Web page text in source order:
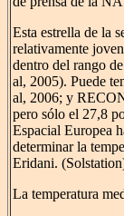
Esta estrella de la
relativamente
dentro del rango
al, 2005). Puede
al, 2006; y
pero sólo el 27,8
Espacial Europea
determinar la
Eridani.
La temperatura